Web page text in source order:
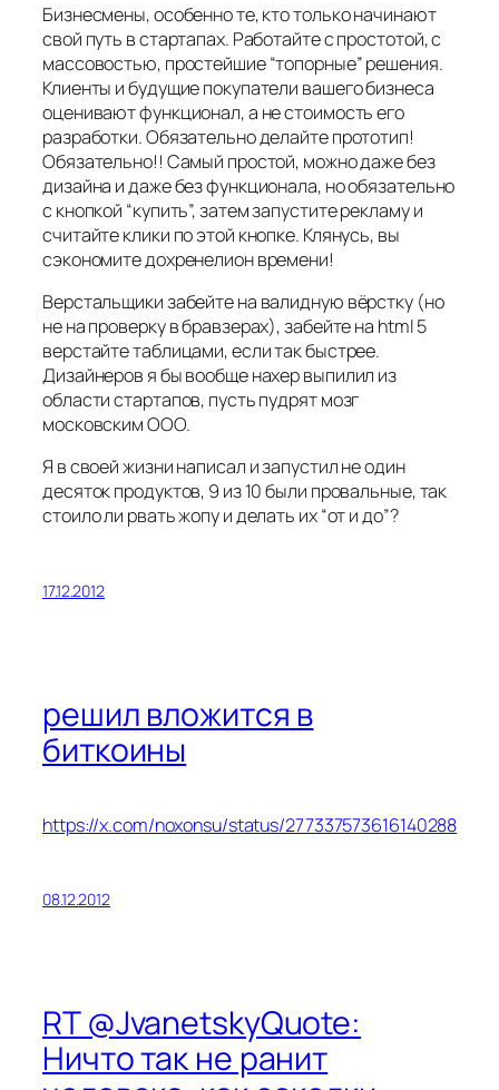
Бизнесмены, особенно те, кто только начинают
свой путь в стартапах. Работайте с простотой, с
массовостью, простейшие “топорные” решения.
Клиенты и будущие покупатели вашего бизнеса
оценивают функционал, а не стоимость его
разработки. Обязательно делайте прототип!
Обязательно!! Самый простой, можно даже без
дизайна и даже без функционала, но обязательно
с кнопкой “купить”, затем запустите рекламу и
считайте клики по этой кнопке. Клянусь, вы
сэкономите дохренелион времени!
Верстальщики забейте на валидную вёрстку (но
не на проверку в бравзерах), забейте на html 5
верстайте таблицами, если так быстрее.
Дизайнеров я бы вообще нахер выпилил из
области стартапов, пусть пудрят мозг
московским ООО.
Я в своей жизни написал и запустил не один
десяток продуктов, 9 из 10 были провальные, так
стоило ли рвать жопу и делать их “от и до”?
17.12.2012
решил вложится в
биткоины
https://x.com/noxonsu/status/277337573616140288
08.12.2012
RT @JvanetskyQuote:
Ничто так не ранит